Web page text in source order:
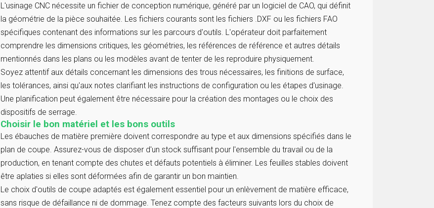
L'usinage CNC nécessite un fichier de conception numérique, généré par un logiciel de CAO, qui définit
la géométrie de la pièce souhaitée. Les fichiers courants sont les fichiers .DXF ou les fichiers FAO
spécifiques contenant des informations sur les parcours d'outils. L'opérateur doit parfaitement
comprendre les dimensions critiques, les géométries, les références de référence et autres détails
mentionnés dans les plans ou les modèles avant de tenter de les reproduire physiquement.
Soyez attentif aux détails concernant les dimensions des trous nécessaires, les finitions de surface,
les tolérances, ainsi qu'aux notes clarifiant les instructions de configuration ou les étapes d'usinage.
Une planification peut également être nécessaire pour la création des montages ou le choix des
dispositifs de serrage.
Choisir le bon matériel et les bons outils
Les ébauches de matière première doivent correspondre au type et aux dimensions spécifiés dans le
plan de coupe. Assurez-vous de disposer d'un stock suffisant pour l'ensemble du travail ou de la
production, en tenant compte des chutes et défauts potentiels à éliminer. Les feuilles stables doivent
être aplaties si elles sont déformées afin de garantir un bon maintien.
Le choix d'outils de coupe adaptés est également essentiel pour un enlèvement de matière efficace,
sans risque de défaillance ni de dommage. Tenez compte des facteurs suivants lors du choix de